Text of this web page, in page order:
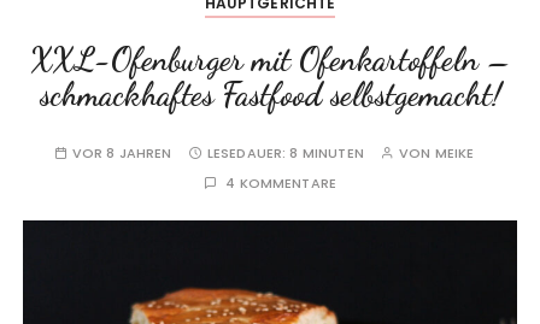
XXL-Ofenburger mit Ofenkartoffeln –
schmackhaftes Fastfood selbstgemacht!
VOR 8 JAHREN LESEDAUER:8 MINUTEN VON MEIKE
4 KOMMENTARE